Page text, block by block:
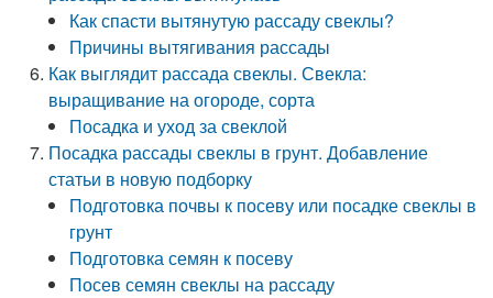
Как спасти вытянутую рассаду свеклы?
Причины вытягивания рассады
Как выглядит рассада свеклы. Свекла:
выращивание на огороде, сорта
Посадка и уход за свеклой
Посадка рассады свеклы в грунт. Добавление
статьи в новую подборку
Подготовка почвы к посеву или посадке свеклы в
грунт
Подготовка семян к посеву
Посев семян свеклы на рассаду